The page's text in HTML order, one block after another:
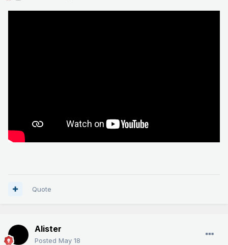
Quote
Alister
Posted May 18